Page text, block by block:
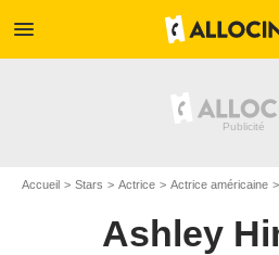
menu
Accueil Stars Actrice Actrice américaine
Ashley